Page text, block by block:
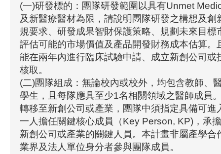
(一)研發標的：團隊研發範圍以具有Unmet
及新醫療醫材為限，請說明團隊研發之構想及創
規要求、研發成果智財保護策略、規劃未來目標
評估可能的市場價值及產品開發財務成本估算。
能在兩年內進行臨床試驗申請、成立新創公司或
核取。
(二)團隊組成：無論校內或校外，均包含教師、
學生，且每隊應具至少1名相關領域之醫師成員
轉移至新創公司或產業，團隊中須指定具備可進
一人擔任關鍵核心成員（Key Person, KP)，承
新創公司或產業的關鍵人員。本計畫非屬產學合
業界及法人單位身分者參與團隊成員。